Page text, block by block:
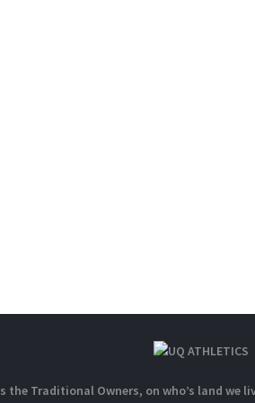
Traditional Owners, on who’s land we